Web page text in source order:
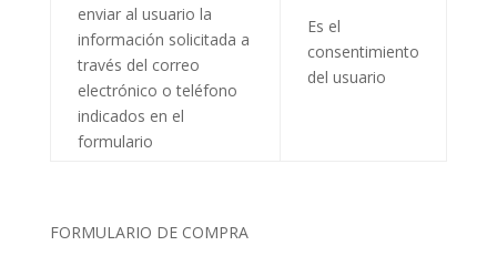
enviar al usuario la
información solicitada a
través del correo
electrónico o teléfono
indicados en el
formulario
Es el
consentimiento
del usuario
FORMULARIO DE COMPRA